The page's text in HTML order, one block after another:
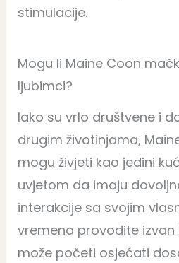
stimulacije.
Mogu li Maine Coon
ljubimci?
Iako su vrlo društvene i
drugim životinjama,
mogu živjeti kao jedini
uvjetom da imaju
interakcije sa svojim
vremena provodite
može početi osjećati